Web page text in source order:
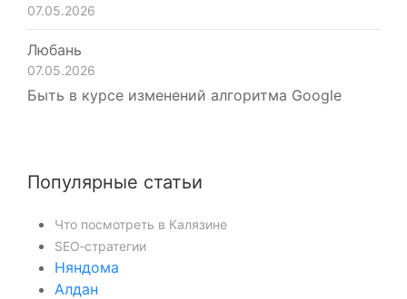
07.05.2026
Любань
07.05.2026
Быть в курсе изменений алгоритма Google
Популярные статьи
Что посмотреть в Калязине
SEO‑стратегии
Няндома
Алдан